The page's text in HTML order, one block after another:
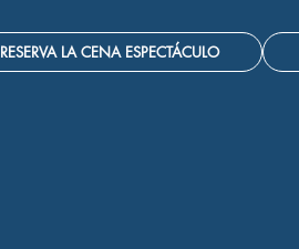
RESERVA LA CENA ESPECTÁCULO